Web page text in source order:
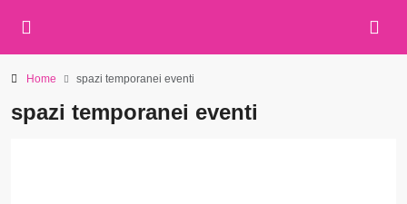
Home spazi temporanei eventi
spazi temporanei eventi